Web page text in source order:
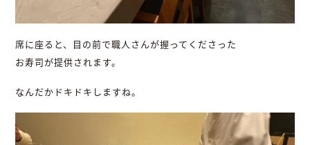
席に座ると、目の前で職人さんが握ってくださった
お寿司が提供されます。
なんだかドキドキしますね。